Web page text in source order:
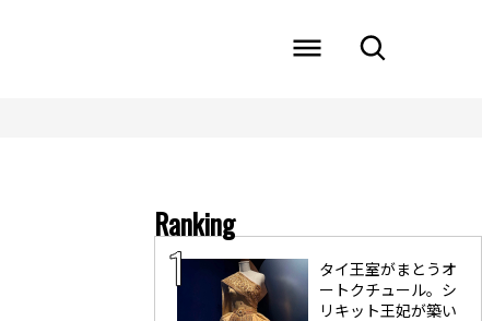
Ranking
タイ王室がまとうオ
ートクチュール。シ
リキット王妃が築い